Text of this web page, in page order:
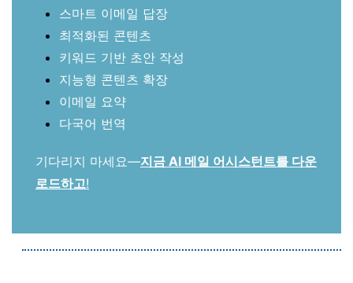
스마트 이메일 답장
최적화된 콘텐츠
키워드 기반 초안 작성
지능형 콘텐츠 확장
이메일 요약
다국어 번역
기다리지 마세요—지금 AI 메일 어시스턴트를 다운
로드하고!